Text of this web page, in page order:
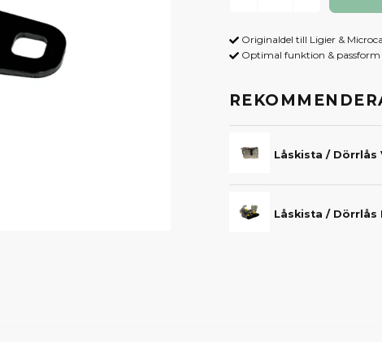
Originaldel till Ligier &
Optimal funktion & passform
Låskista / Dörrlås
Låskista / Dörrlås